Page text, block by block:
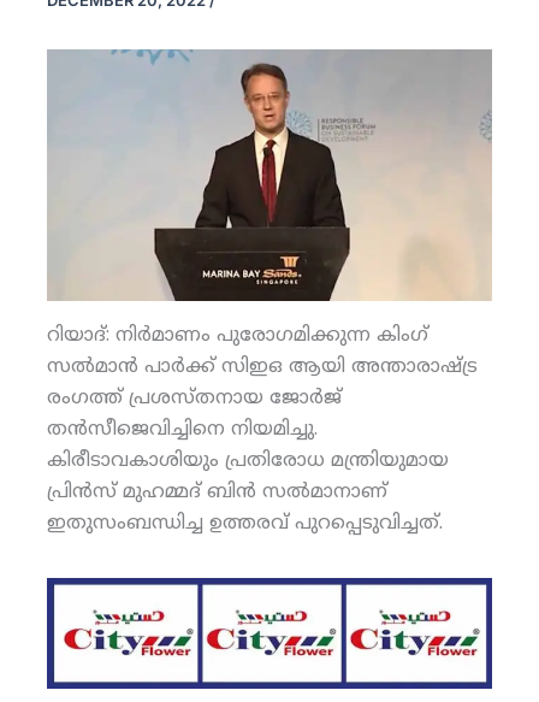
റിയാദ്: നിര്‍മാണം പുരോഗമിക്കുന്ന കിംഗ്
സല്‍മാന്‍ പാര്‍ക്ക് സിഇഒ ആയി അന്താരാഷ്ട്ര
രംഗത്ത് പ്രശസ്തനായ ജോര്‍ജ്
തന്‍സീജെവിച്ചിനെ നിയമിച്ചു.
കിരീടാവകാശിയും പ്രതിരോധ മന്ത്രിയുമായ
പ്രിന്‍സ് മുഹമ്മദ് ബിന്‍ സല്‍മാനാണ്
ഇതുസംബന്ധിച്ച ഉത്തരവ് പുറപ്പെടുവിച്ചത്.